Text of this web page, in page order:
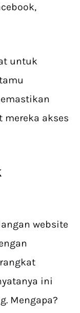
untuk
mereka akses
website
ini
Mengapa?